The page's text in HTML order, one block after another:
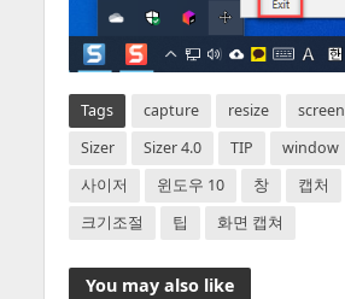
Tags capture resize
Sizer
Sizer 4.0 TIP window
사이저
윈도우 10 창 캡처
크기조절
팁 화면 캡쳐
You may also like